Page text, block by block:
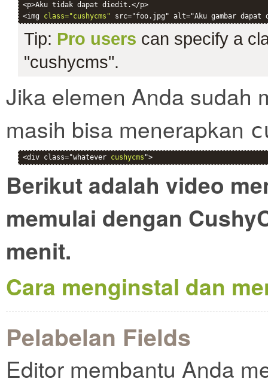
<p>Aku tidak dapat diedit.</p>
<img class="cushycms"
Tip: Pro users can specify a
"cushycms".
Jika elemen Anda sudah
masih bisa menerapkan
<div class="whatever cushycms ">
Berikut adalah video
memulai dengan
menit.
Cara menginstal dan
Pelabelan Fields
Editor membantu Anda